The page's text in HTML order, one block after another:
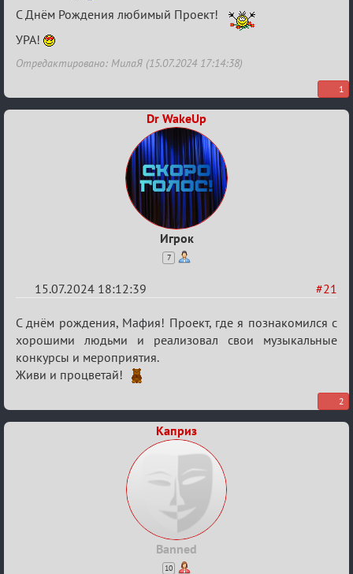
С Днём Рождения любимый Проект!
УРА!
Отредактировано: МилаЯ (15.07.2024 17:14:38)
1
Dr WakeUp
Игрок
7
#21
15.07.2024 18:12:39
Re:
С
20ти
летием
С днём рождения, Мафия! Проект, где я познакомился с
хорошими людьми и реализовал свои музыкальные
конкурсы и мероприятия.
Живи и процветай!
2
Каприз
Banned
10